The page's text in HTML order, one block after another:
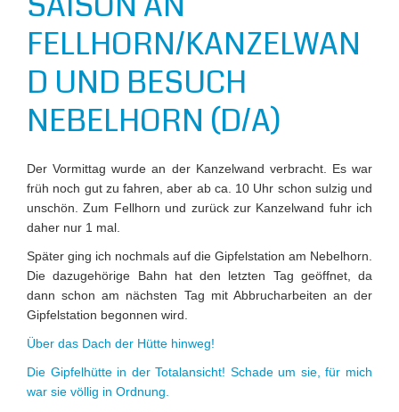
FELLHORN/KANZELWAN
D UND BESUCH
NEBELHORN (D/A)
Der Vormittag wurde an der Kanzelwand verbracht. Es war
früh noch gut zu fahren, aber ab ca. 10 Uhr schon sulzig und
unschön. Zum Fellhorn und zurück zur Kanzelwand fuhr ich
daher nur 1 mal.
Später ging ich nochmals auf die Gipfelstation am Nebelhorn.
Die dazugehörige Bahn hat den letzten Tag geöffnet, da
dann schon am nächsten Tag mit Abbrucharbeiten an der
Gipfelstation begonnen wird.
Über das Dach der Hütte hinweg!
Die Gipfelhütte in der Totalansicht! Schade um sie, für mich
war sie völlig in Ordnung.